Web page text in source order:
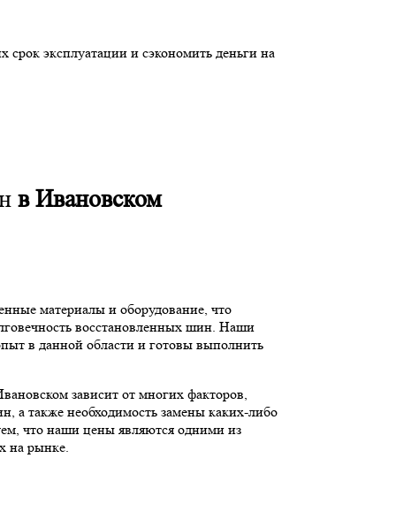
эксплуатации и сэкономить деньги на
в Ивановском
материалы и оборудование, что
восстановленных шин. Наши
в данной области и готовы выполнить
зависит от многих факторов,
а также необходимость замены каких-либо
что наши цены являются одними из
на рынке.